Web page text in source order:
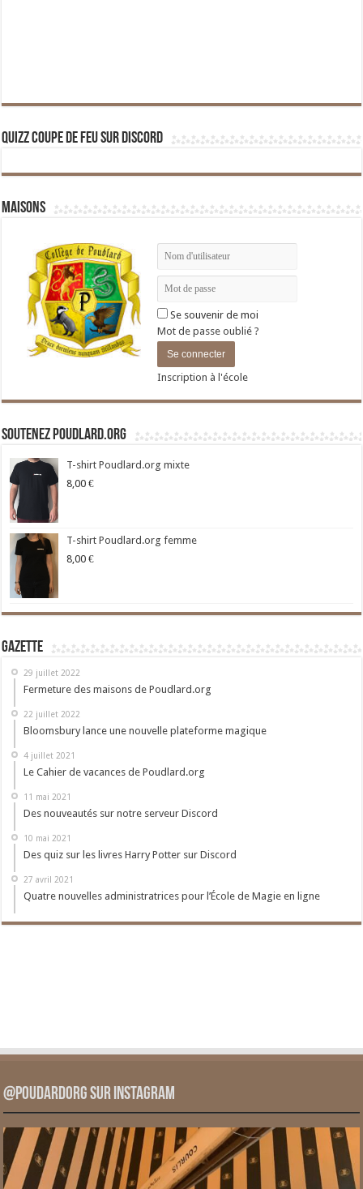
Quizz Coupe de Feu sur Discord
Maisons
Se souvenir de moi
Mot de passe oublié ?
Inscription à l'école
Soutenez Poudlard.org
T-shirt Poudlard.org mixte
8,00 €
T-shirt Poudlard.org femme
8,00 €
Gazette
29 juillet 2022
Fermeture des maisons de Poudlard.org
22 juillet 2022
Bloomsbury lance une nouvelle plateforme magique
4 juillet 2021
Le Cahier de vacances de Poudlard.org
11 mai 2021
Des nouveautés sur notre serveur Discord
10 mai 2021
Des quiz sur les livres Harry Potter sur Discord
27 avril 2021
Quatre nouvelles administratrices pour l’École de Magie en ligne
@PoudardOrg sur Instagram